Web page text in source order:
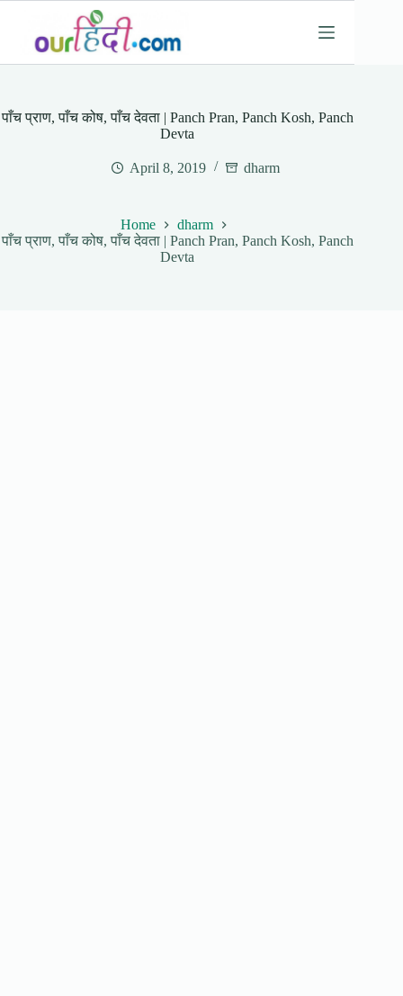
content
पाँच प्राण, पाँच कोष, पाँच देवता | Panch Pran, Panch Kosh, Panch
Devta
April 8, 2019 dharm
Home
dharm
पाँच प्राण, पाँच कोष, पाँच देवता | Panch Pran, Panch Kosh, Panch
Devta